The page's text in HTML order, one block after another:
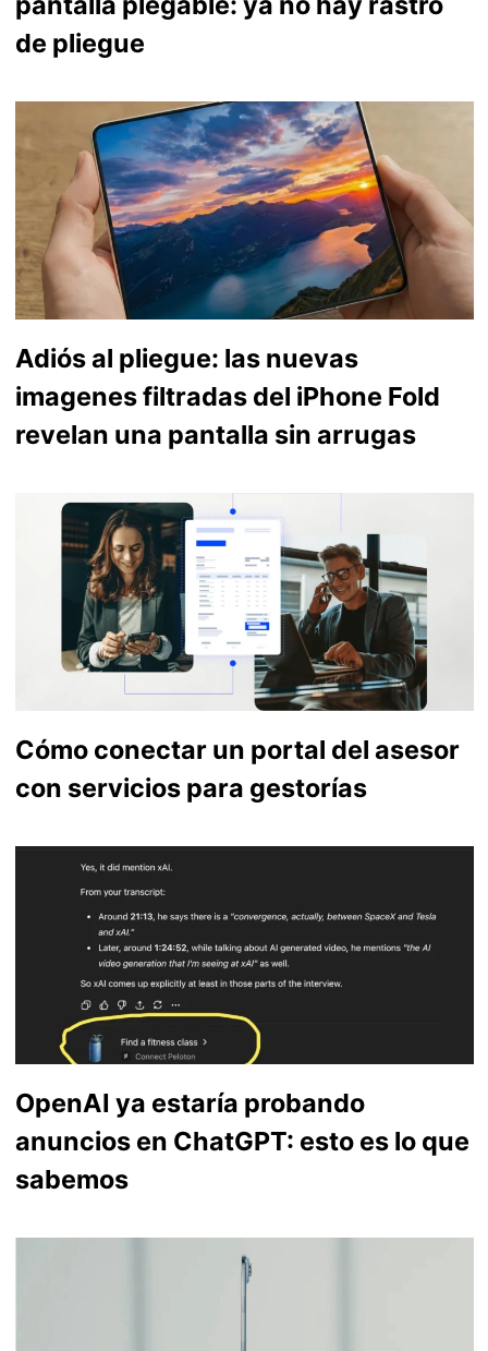
de pliegue
Adiós al pliegue: las nuevas
imagenes filtradas del iPhone Fold
revelan una pantalla sin arrugas
Cómo conectar un portal del asesor
con servicios para gestorías
OpenAI ya estaría probando
anuncios en ChatGPT: esto es lo que
sabemos